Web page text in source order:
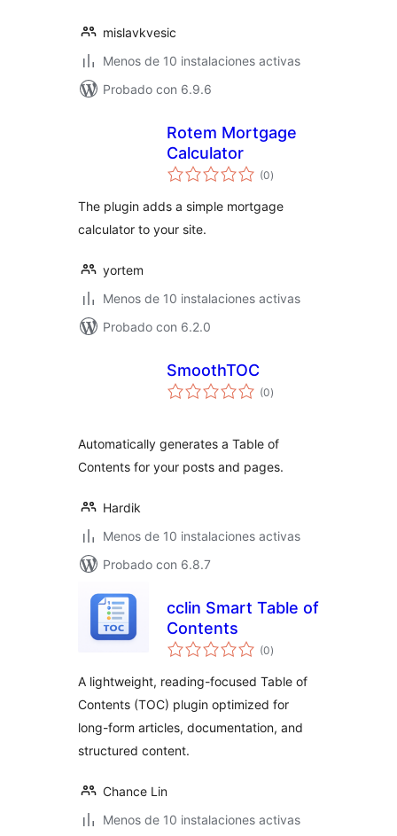
mislavkvesic
Menos de 10 instalaciones activas
Probado con 6.9.6
Rotem Mortgage
Calculator
(0total
de
)
The plugin adds a simple mortgage
calculator to your site.
yortem
Menos de 10 instalaciones activas
Probado con 6.2.0
SmoothTOC
(0total
de
)
Automatically generates a Table of
Contents for your posts and pages.
Hardik
Menos de 10 instalaciones activas
Probado con 6.8.7
cclin Smart Table of
Contents
(0total
de
)
A lightweight, reading-focused Table of
Contents (TOC) plugin optimized for
long-form articles, documentation, and
structured content.
Chance Lin
Menos de 10 instalaciones activas